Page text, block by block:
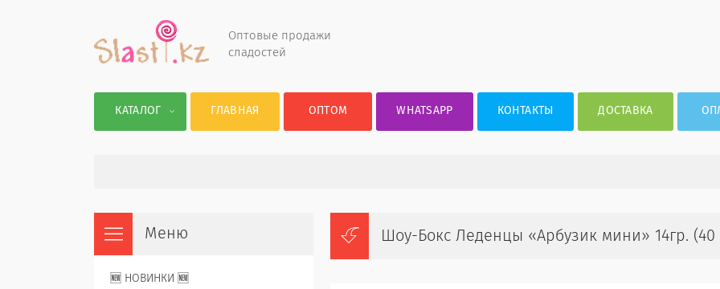
Оптовые продажи
сладостей
КАТАЛОГ ГЛАВНАЯ ОПТОМ WHATSAPP КОНТАКТЫ ДОСТАВКА
Шоу-Бокс Леденцы «Арбузик мини» 14гр. (40
🆕 НОВИНКИ 🆕